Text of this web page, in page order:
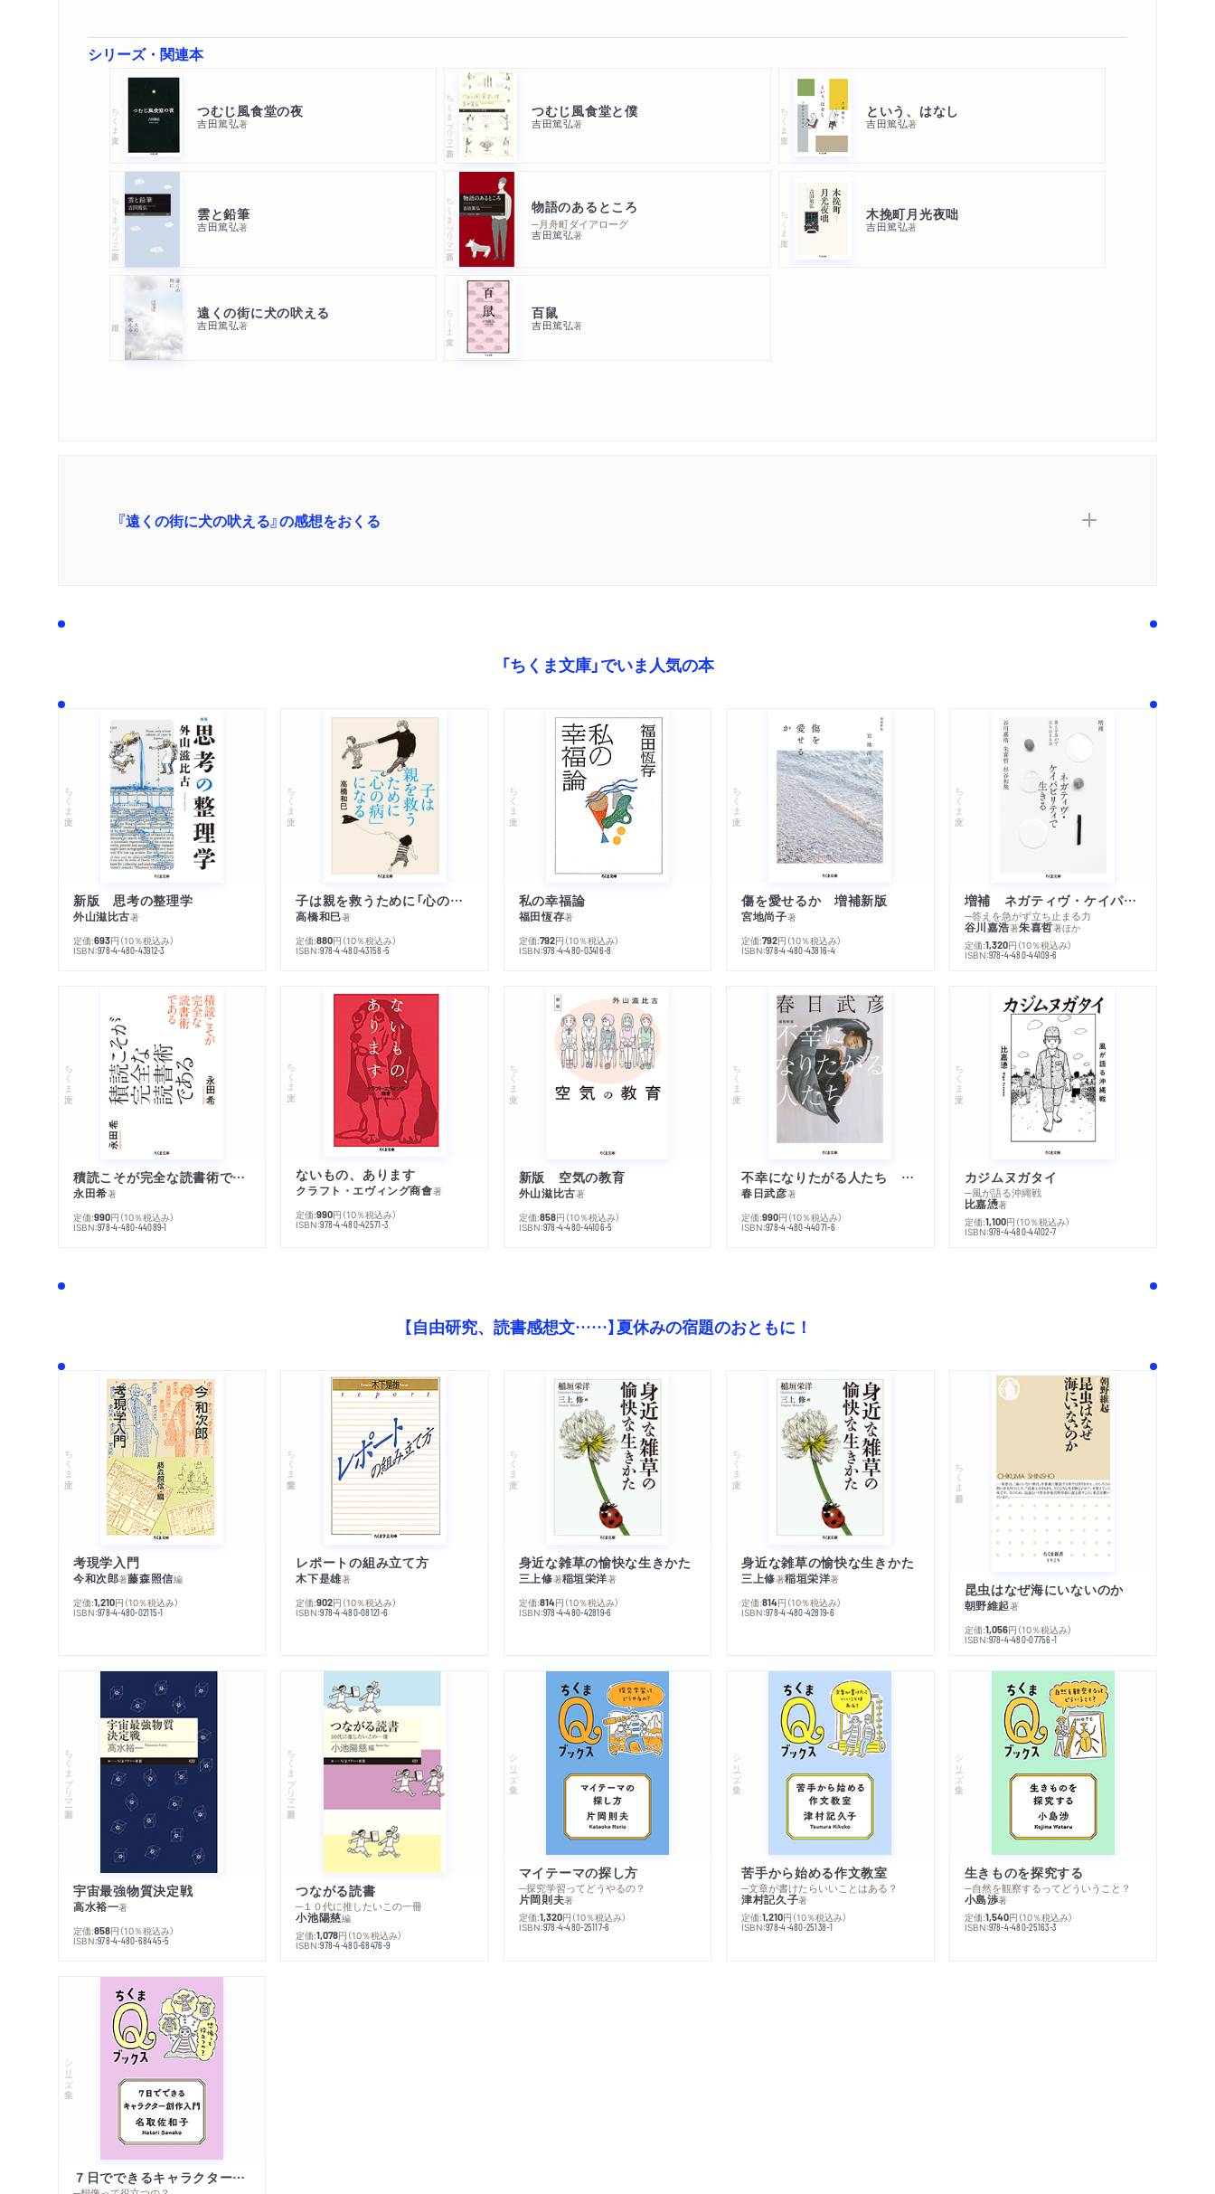
シリーズ・関連本
ちくま文庫 つむじ風食堂の夜
吉田篤弘著 ちくまプリマー新書 つむじ風食堂と僕
吉田篤弘著 ちくま文庫 という、はなし
吉田篤弘著
ちくまプリマー新書 雲と鉛筆
吉田篤弘著 ちくまプリマー新書 物語のあるところ
─月舟町ダイアローグ
吉田篤弘著
ちくま文庫 木挽町月光夜咄
吉田篤弘著
遠くの街に犬の吠える
吉田篤弘著 ちくま文庫 百鼠
吉田篤弘著
『遠くの街に犬の吠える』の感想をおくる
「ちくま文庫」でいま人気の本
ちくま文庫
新版 思考の整理学
外山滋比古著
定価:693円 （10％税込み）
ISBN:978-4-480-43912-3
ちくま文庫
子は親を救うために「心の病」になる
高橋和巳著
定価:880円 （10％税込み）
ISBN:978-4-480-43158-5
ちくま文庫
私の幸福論
福田恆存著
定価:792円 （10％税込み）
ISBN:978-4-480-03416-8
ちくま文庫
傷を愛せるか 増補新版
宮地尚子著
定価:792円 （10％税込み）
ISBN:978-4-480-43816-4
ちくま文庫
増補 ネガティヴ・ケイパビリティで生きる
─答えを急がず立ち止まる力
谷川嘉浩著朱喜哲著ほか
定価:1,320円 （10％税込み）
ISBN:978-4-480-44109-6
ちくま文庫
積読こそが完全な読書術である
永田希著
定価:990円 （10％税込み）
ISBN:978-4-480-44089-1
ちくま文庫
ないもの、あります
クラフト・エヴィング商會著
定価:990円 （10％税込み）
ISBN:978-4-480-42571-3
ちくま文庫
新版 空気の教育
外山滋比古著
定価:858円 （10％税込み）
ISBN:978-4-480-44106-5
ちくま文庫
不幸になりたがる人たち 増補新版
春日武彦著
定価:990円 （10％税込み）
ISBN:978-4-480-44071-6
ちくま文庫
カジムヌガタイ
─風が語る沖縄戦
比嘉慂著
定価:1,100円 （10％税込み）
ISBN:978-4-480-44102-7
【自由研究、読書感想文……】夏休みの宿題のおともに！
ちくま文庫
考現学入門
今和次郎著藤森照信編
定価:1,210円 （10％税込み）
ISBN:978-4-480-02115-1
ちくま学芸文庫
レポートの組み立て方
木下是雄著
定価:902円 （10％税込み）
ISBN:978-4-480-08121-6
ちくま文庫
身近な雑草の愉快な生きかた
三上修著稲垣栄洋著
定価:814円 （10％税込み）
ISBN:978-4-480-42819-6
ちくま文庫
身近な雑草の愉快な生きかた
三上修著稲垣栄洋著
定価:814円 （10％税込み）
ISBN:978-4-480-42819-6
ちくま新書
昆虫はなぜ海にいないのか
朝野維起著
定価:1,056円 （10％税込み）
ISBN:978-4-480-07756-1
ちくまプリマー新書
宇宙最強物質決定戦
高水裕一著
定価:858円 （10％税込み）
ISBN:978-4-480-68445-5
ちくまプリマー新書
つながる読書
─１０代に推したいこの一冊
小池陽慈編
定価:1,078円 （10％税込み）
ISBN:978-4-480-68476-9
シリーズ・全集
マイテーマの探し方
─探究学習ってどうやるの？
片岡則夫著
定価:1,320円 （10％税込み）
ISBN:978-4-480-25117-6
シリーズ・全集
苦手から始める作文教室
─文章が書けたらいいことはある？
津村記久子著
定価:1,210円 （10％税込み）
ISBN:978-4-480-25138-1
シリーズ・全集
生きものを探究する
─自然を観察するってどういうこと？
小島渉著
定価:1,540円 （10％税込み）
ISBN:978-4-480-25163-3
シリーズ・全集
７日でできるキャラクター創作入門